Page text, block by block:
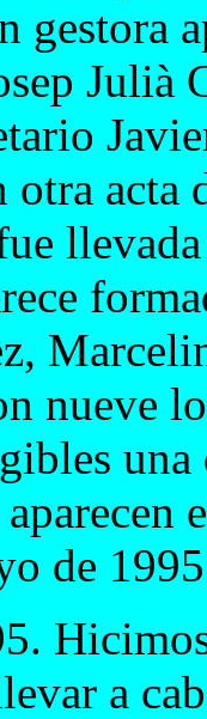
gestora
Julià
otra
nueve
una
de
a